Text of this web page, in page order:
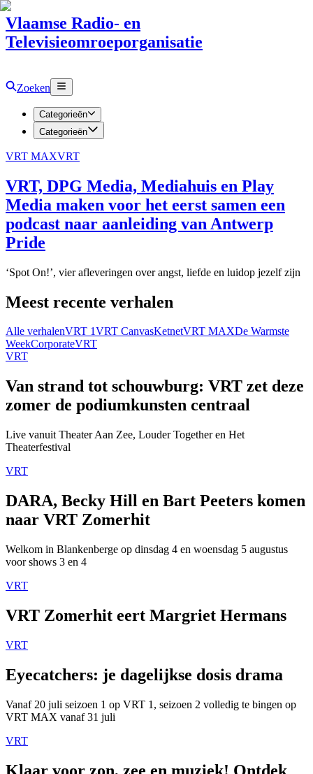
Vlaamse Radio- en
Televisieomroeporganisatie
Zoeken
Categorieën
Categorieën
VRT MAXVRT
VRT, DPG Media, Mediahuis en Play
Media maken voor het eerst samen een
podcast naar aanleiding van Antwerp
Pride
‘Spot On!’, vier afleveringen over angst, liefde en luidop jezelf zijn
Meest recente verhalen
Alle verhalenVRT 1VRT CanvasKetnetVRT MAXDe Warmste
WeekCorporateVRT
VRT
Van strand tot schouwburg: VRT zet deze
zomer de podiumkunsten centraal
Live vanuit Theater Aan Zee, Louder Together en Het
Theaterfestival
VRT
DARA, Becky Hill en Bart Peeters komen
naar VRT Zomerhit
Welkom in Blankenberge op dinsdag 4 en woensdag 5 augustus
voor shows 3 en 4
VRT
VRT Zomerhit eert Margriet Hermans
VRT
Eyecatchers: je dagelijkse dosis drama
Vanaf 20 juli seizoen 1 op VRT 1, seizoen 2 volledig te bingen op
VRT MAX vanaf 31 juli
VRT
Klaar voor zon, zee en muziek! Ontdek